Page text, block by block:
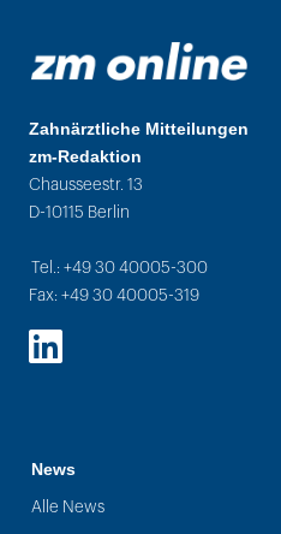
Zahnärztliche Mitteilungen
zm-Redaktion
Chausseestr. 13
D-10115 Berlin
Tel.: +49 30 40005-300
Fax: +49 30 40005-319
LinkedIn
News
Alle News